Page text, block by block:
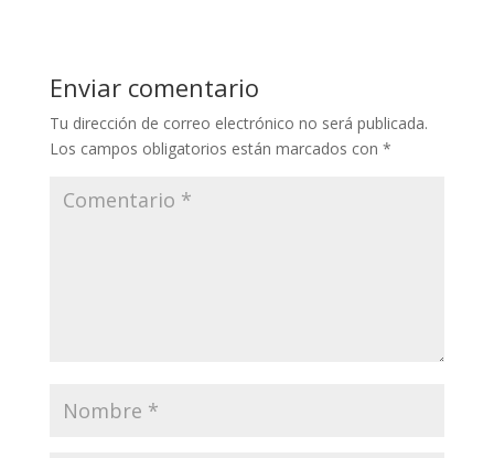
Enviar comentario
Tu dirección de correo electrónico no será publicada.
Los campos obligatorios están marcados con *